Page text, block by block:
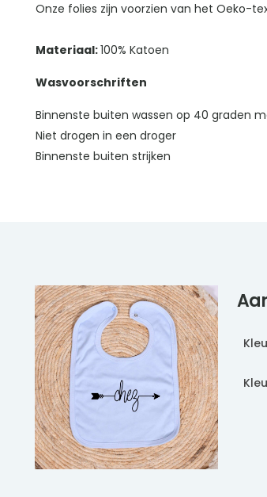
Onze folies zijn voorzien van het Oeko-
Materiaal:100% Katoen
Wasvoorschriften
Binnenste buiten wassen op 40 graden
Niet drogen in een droger
Binnenste buiten strijken